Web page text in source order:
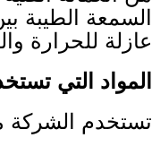
السمعة الطيبة
عازلة للحرارة
المواد التي
تستخدم الشركة